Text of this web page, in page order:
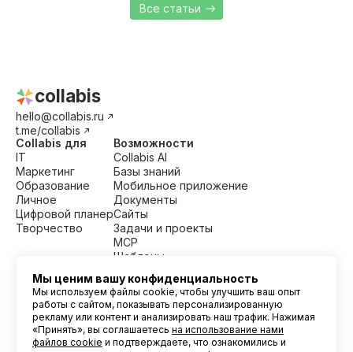
Мы ценим вашу конфиденциальность
Мы используем файлы cookie, чтобы улучшить ваш опыт
работы с сайтом, показывать персонализированную
рекламу или контент и анализировать наш трафик. Нажимая
«Принять», вы соглашаетесь на использование нами
файлов cookie и подтверждаете, что ознакомились и
Все статьи
collabis
hello@collabis.ru
t.me/collabis
Collabis для
IT
Маркетинг
Образование
Личное
Цифровой планер
Творчество
Возможности
Collabis AI
Базы знаний
Мобильное приложение
Документы
Сайты
Задачи и проекты
MCP
Шаблоны
Ресурсы
Шаблоны
Блог
Цены
Хелп
Пользовательское соглашение